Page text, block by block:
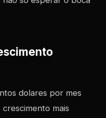
dolares por mes
mais